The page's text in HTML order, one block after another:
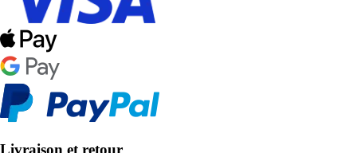
Livraison et retour